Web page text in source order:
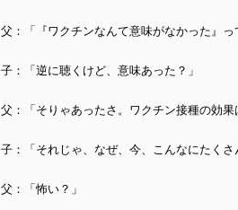
父：「『ワクチンなんて意味がなかった』っ
子：「逆に聴くけど、意味あった？」
父：「そりゃあったさ。ワクチン接種の効果
子：「それじゃ、なぜ、今、こんなにたくさ
父：「怖い？」